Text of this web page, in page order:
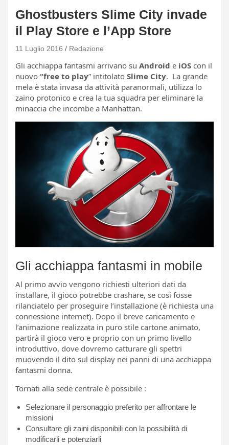
Ghostbusters Slime City invade
il Play Store e l’App Store
11 Luglio 2016 Redazione
Gli acchiappa fantasmi arrivano su Android e iOS con il
nuovo “free to play” intitolato Slime City. La grande
mela è stata invasa da attività paranormali, utilizza lo
zaino protonico e crea la tua squadra per eliminare la
minaccia che incombe a Manhattan.
Gli acchiappa fantasmi in mobile
Al primo avvio vengono richiesti ulteriori dati da
installare, il gioco potrebbe crashare, se cosi fosse
rilanciatelo per proseguire l’installazione (è richiesta una
connessione internet). Dopo il breve caricamento e
l’animazione realizzata in puro stile cartone animato,
partirà il gioco vero e proprio con un primo livello
introduttivo, dove dovremo catturare gli spettri
muovendo il dito sul display nei panni di una acchiappa
fantasmi donna.
Tornati alla sede centrale è possibile :
Selezionare il personaggio preferito per affrontare le
missioni
Consultare gli zaini disponibili con la possibilità di
modificarli e potenziarli